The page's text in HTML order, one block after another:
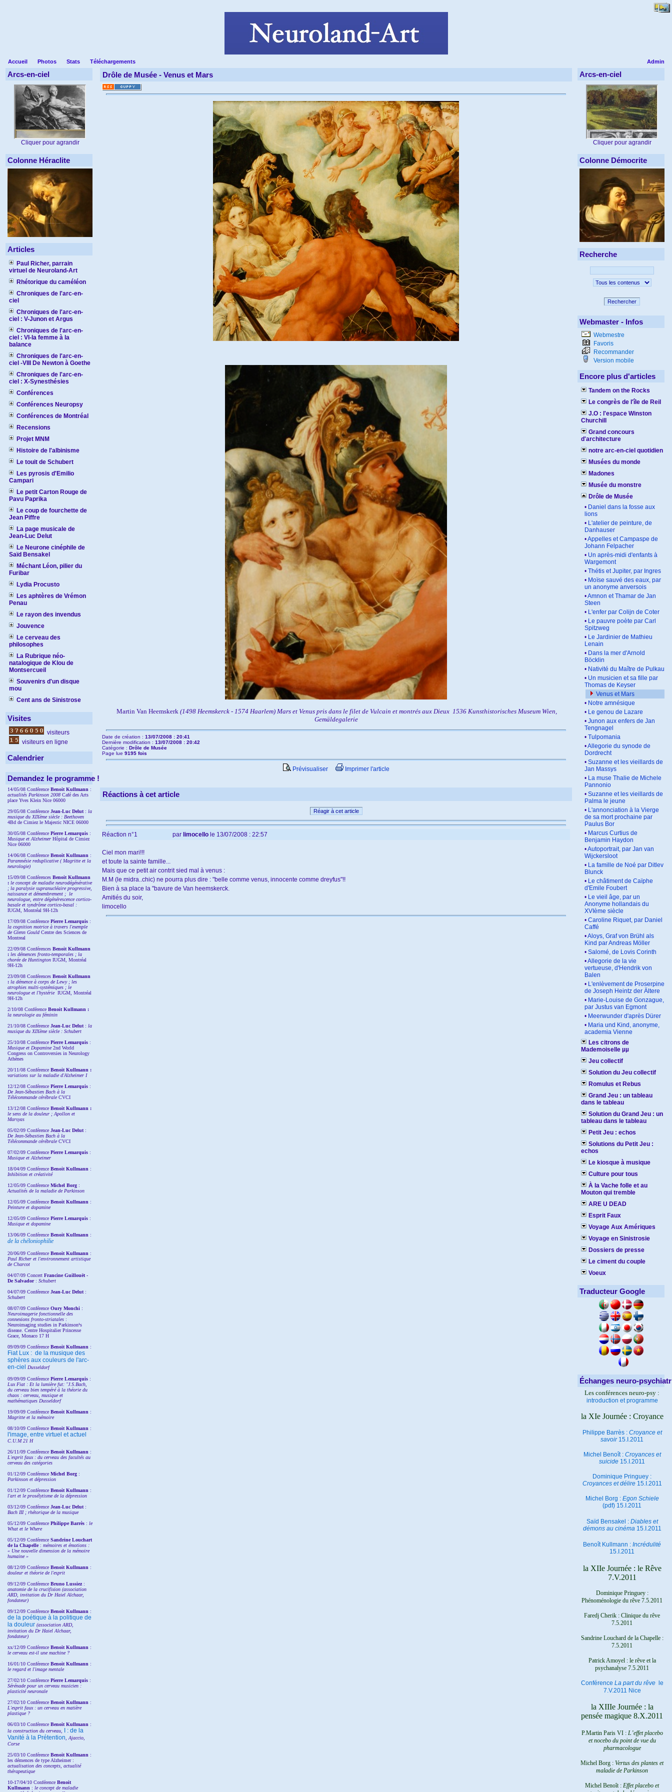
Admin
Accueil Photos Stats Téléchargements
Arcs-en-ciel
Cliquer pour agrandir
Colonne Héraclite
Articles
Paul Richer, parrain
virtuel de Neuroland-Art
Rhétorique du caméléon
Chroniques de l'arc-en-
ciel
Chroniques de l'arc-en-
ciel : V-Junon et Argus
Chroniques de l'arc-en-
ciel : VI-la femme à la
balance
Chroniques de l'arc-en-
ciel -VIII De Newton à Goethe
Chroniques de l'arc-en-
ciel : X-Synesthésies
Conférences
Conférences Neuropsy
Conférences de Montréal
Recensions
Projet MNM
Histoire de l'albinisme
Le touit de Schubert
Les pyrosis d'Emilio
Campari
Le petit Carton Rouge de
Pavu Paprika
Le coup de fourchette de
Jean Piffre
La page musicale de
Jean-Luc Delut
Le Neurone cinéphile de
Saïd Bensakel
Méchant Léon, pilier du
Furibar
Lydia Procusto
Les aphtères de Vrémon
Penau
Le rayon des invendus
Jouvence
Le cerveau des
philosophes
La Rubrique néo-
natalogique de Klou de
Montsercueil
Souvenirs d'un disque
mou
Cent ans de Sinistrose
Visites
visiteurs
visiteurs en ligne
Calendrier
Demandez le programme !
14/05/08 Conférence Benoit Kullmann :
actualités Parkinson 2008 Café des Arts
place Yves Klein Nice 06000
29/05/08 Conférence Jean-Luc Delut : la
musique du XIXème siècle : Beethoven
4Bd de Cimiez le Majestic NICE 06000
30/05/08 Conférence Pierre Lemarquis :
Musique et Alzheimer Hôpital de Cimiez
Nice 06000
14/06/08 Conférence Benoit Kullmann :
Paramnésie reduplicative ( Magritte et la
neurologie)
15/09/08 Conférences Benoit Kullmann
: le concept de maladie neurodégénérative
; la paralysie supranucléaire progressive,
naissance et démembrement ; le
neurologue, entre dégénérescence cortico-
basale et syndrôme cortico-basal :
IUGM, Montréal 9H-12h
17/09/08 Conférence Pierre Lemarquis :
la cognition motrice à travers l'exemple
de Glenn Gould Centre des Sciences de
Montreal
22/09/08 Conférences Benoit Kullmann
: les démences fronto-temporales ; la
chorée de Huntington IUGM, Montréal
9H-12h
23/09/08 Conférences Benoit Kullmann
: la démence à corps de Lewy ; les
atrophies multi-systémiques ; le
neurologue et l'hystérie IUGM, Montréal
9H-12h
2/10/08 Conférence Benoit Kullmann :
la neurologie au féminin
21/10/08 Conférence Jean-Luc Delut : la
musique du XIXème siècle : Schubert
25/10/08 Conférence Pierre Lemarquis :
Musique et Dopamine2nd World
Congress on Controversies in Neurology
Athènes
20/11/08 Conférence Benoit Kullmann :
variations sur la maladie d'Alzheimer I
12/12/08 Conférence Pierre Lemarquis :
De Jean-Sébastien Bach à la
Télécommande cérébraleCVCI
13/12/08 Conférence Benoit Kullmann :
le sens de la douleur ; Apollon et
Marsyas
05/02/09 Conférence Jean-Luc Delut :
De Jean-Sébastien Bach à la
Télécommande cérébraleCVCI
07/02/09 Conférence Pierre Lemarquis :
Musique et Alzheimer
18/04/09 Conférence Benoit Kullmann :
Inhibition et créativité
12/05/09 Conférence Michel Borg :
Actualités de la maladie de Parkinson
12/05/09 Conférence Benoit Kullmann :
Peinture et dopamine
12/05/09 Conférence Pierre Lemarquis :
Musique et dopamine
13/06/09 Conférence Benoit Kullmann :
de la chéloniophilie
20/06/09 Conférence Benoit Kullmann :
Paul Richer et l'environnement artistique
de Charcot
04/07/09 Concert Francine Guillouët -
De Salvador : Schubert
04/07/09 Conférence Jean-Luc Delut :
Schubert
08/07/09 Conférence Oury Monchi :
Neuroimagerie fonctionnelle des
connexions fronto-striatales :
Neuroimaging studies in Parkinson¹s
disease. Centre Hospitalier Princesse
Grace, Monaco 17 H
09/09/09 Conférence Benoit Kullmann :
Fiat Lux : de la musique des
sphères aux couleurs de l'arc-
en-ciel
Dusseldorf
09/09/09 Conférence Pierre Lemarquis :
Lux Fiat : Et la lumière fut: "J.S.Bach,
du cerveau bien tempéré à la théorie du
chaos : cerveau, musique et
mathématiques Dusseldorf
19/09/09 Conférence Benoit Kullmann :
Magritte et la mémoire
08/10/09 Conférence Benoit Kullmann :
l'image, entre virtuel et actuel
C.U.M 21 H
26/11/09 Conférence Benoit Kullmann :
L'esprit faux : du cerveau des facultés au
cerveau des catégories
01/12/09 Conférence Michel Borg :
Parkinson et dépression
01/12/09 Conférence Benoit Kullmann :
l'art et le prosélytisme de la dépression
03/12/09 Conférence Jean-Luc Delut :
Bach III ; rhétorique de la musique
05/12/09 Conférence Philippe Barrès : le
What et le Where
05/12/09 Conférence SandrineLouchart
de la Chapelle: mémoires et émotions :
« Une nouvelle dimension de la mémoire
humaine »
08/12/09 Conférence Benoit Kullmann :
douleur et théorie de l'esprit
09/12/09 Conférence Bruno Lussiez :
anatomie de la crucifixion (association
ARD, invitation du Dr Haiel Alchaar,
fondateur)
09/12/09 Conférence Benoit Kullmann :
de la poétique à la politique de
la douleur (association ARD,
invitation du Dr Haiel Alchaar,
fondateur)
xx/12/09 Conférence Benoit Kullmann :
le cerveau est-il une machine ?
16/01/10 Conférence Benoit Kullmann :
le regard et l'image mentale
27/02/10 Conférence Pierre Lemarquis :
Sérénade pour un cerveau musicien :
plasticité neuronale
27/02/10 Conférence Benoit Kullmann :
L'esprit faux : un cerveau en matière
plastique ?
06/03/10 Conférence Benoit Kullmann :
la construction du cerveau,
I : de la
Vanité à la Prétention , Ajaccio,
Corse
25/03/10 Conférence Benoit Kullmann :
les démences de type Alzheimer :
actualisation des concepts, actualité
thérapeutique
10-17/04/10 Conférence Benoit
Kullmann : le concept de maladie
Drôle de Musée - Venus et Mars
Martin Van Heemskerk (1498 Heemskerck - 1574 Haarlem) Mars et Venus pris dans le filet de Vulcain et montrés aux Dieux 1536 Kunsthistorisches Museum Wien,
Gemäldegalerie
Date de création : 13/07/2008 : 20:41
Dernière modification : 13/07/2008 : 20:42
Catégorie : Drôle de Musée
Page lue 9195 fois
Prévisualiser Imprimer l'article
Réactions à cet article
Réagir à cet article
Réaction n°1 par limocello le 13/07/2008 : 22:57
Ciel mon mari!!!
et toute la sainte famille...
Mais que ce petit air contrit sied mal à venus :
M.M (le midra..chic) ne pourra plus dire : "belle comme venus, innocente comme dreyfus"!!
Bien à sa place la "bavure de Van heemskerck.
Amitiés du soir,
limocello
Arcs-en-ciel
Cliquer pour agrandir
Colonne Démocrite
Recherche
Rechercher
Webmaster - Infos
Webmestre
Favoris
Recommander
Version mobile
Encore plus d'articles
Tandem on the Rocks
Le congrès de l'île de Reil
J.O : l'espace Winston
Churchill
Grand concours
d'architecture
notre arc-en-ciel quotidien
Musées du monde
Madones
Musée du monstre
Drôle de Musée
• Daniel dans la fosse aux
lions
• L'atelier de peinture, de
Danhauser
•Appelles et Campaspe de
Johann Felpacher
• Un après-midi d'enfants à
Wargemont
• Thétis et Jupiter, par Ingres
• Moïse sauvé des eaux, par
un anonyme anversois
•Amnon et Thamar de Jan
Steen
• L'enfer par Colijn de Coter
• Le pauvre poète par Carl
Spitzweg
• Le Jardinier de Mathieu
Lenain
• Dans la mer d'Arnold
Böcklin
• Nativité du Maître de Pulkau
• Un musicien et sa fille par
Thomas de Keyser
Venus et Mars
• Notre amnésique
• Le genou de Lazare
• Junon aux enfers de Jan
Tengnagel
• Tulpomania
•Allegorie du synode de
Dordrecht
• Suzanne et les vieillards de
Jan Massys
• La muse Thalie de Michele
Pannonio
• Suzanne et les vieillards de
Palma le jeune
• L'annonciation à la Vierge
de sa mort prochaine par
Paulus Bor
• Marcus Curtius de
Benjamin Haydon
•Autoportrait, par Jan van
Wijckersloot
• La famille de Noé par Ditlev
Blunck
• Le châtiment de Caïphe
d'Emile Foubert
• Le vieil âge, par un
Anonyme hollandais du
XVIème siècle
• Caroline Riquet, par Daniel
Caffé
•Aloys, Graf von Brühl als
Kind par Andreas Möller
• Salomé, de Lovis Corinth
•Allegorie de la vie
vertueuse, d'Hendrik von
Balen
• L'enlèvement de Proserpine
de Joseph Heintz der Ältere
• Marie-Louise de Gonzague,
par Justus van Egmont
• Meerwunder d'après Dürer
• Maria und Kind, anonyme,
academia Vienne
Les citrons de
Mademoiselle µµ
Jeu collectif
Solution du Jeu collectif
Romulus et Rebus
Grand Jeu : un tableau
dans le tableau
Solution du Grand Jeu : un
tableau dans le tableau
Petit Jeu : echos
Solutions du Petit Jeu :
echos
Le kiosque à musique
Culture pour tous
À la Vache folle et au
Mouton qui tremble
ARE U DEAD
Esprit Faux
Voyage Aux Amériques
Voyage en Sinistrosie
Dossiers de presse
Le ciment du couple
Voeux
Traducteur Google
Échanges neuro-
Les conférences neuro-psy :
introduction et programme
la XIe Journée : Croyance
Philippe Barrès : Croyance et
savoir15.I.2011
Michel Benoît : Croyances et
suicide 15.I.2011
Dominique Pringuey :
Croyances et délire15.I.2011
Michel Borg : Egon Schiele
(pdf) 15.I.2011
Saïd Bensakel : Diables et
démons au cinéma 15.I.2011
Benoît Kullmann : Incrédulité
15.I.2011
la XIIe Journée : le Rêve
7.V.2011
Dominique Pringuey :
Phénoménologie du rêve 7.5.2011
Faredj Cherik : Clinique du rêve
7.5.2011
Sandrine Louchard de la Chapelle :
7.5.2011
Patrick Amoyel : le rêve et la
psychanalyse 7.5.2011
Conférence La part du rêve
le
7.V.2011 Nice
la XIIIe Journée : la
pensée magique 8.X.2011
P.Martin Paris VI : L’effet placebo
et nocebo du point de vue du
pharmacologue
Michel Borg : Vertus des plantes et
maladie de Parkinson
Michel Benoît : Effet placebo et